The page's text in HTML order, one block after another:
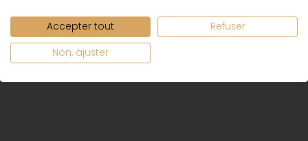
PARTAGER
Accepter tout
Refuser
Non, ajuster